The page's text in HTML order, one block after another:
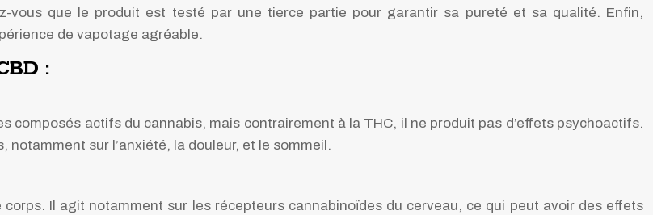
vous que le produit est testé par une tierce partie pour garantir sa pureté et sa qualité. Enfin,
de vapotage agréable.
:
composés actifs du cannabis, mais contrairement à la THC, il ne produit pas d’effets psychoactifs.
sur l’anxiété, la douleur, et le sommeil.
Il agit notamment sur les récepteurs cannabinoïdes du cerveau, ce qui peut avoir des effets